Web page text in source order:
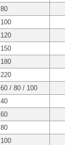
80
100
120
150
180
220
60 / 80 / 100
40
60
80
100